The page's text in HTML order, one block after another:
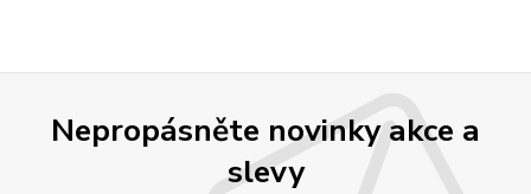
Nepropásněte novinky akce a
slevy